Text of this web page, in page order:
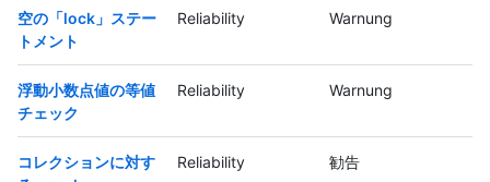
空の「lock」ステー
トメント
Reliability Warnung
浮動小数点値の等値
チェック
Reliability Warnung
コレクションに対す
Reliability 勧告